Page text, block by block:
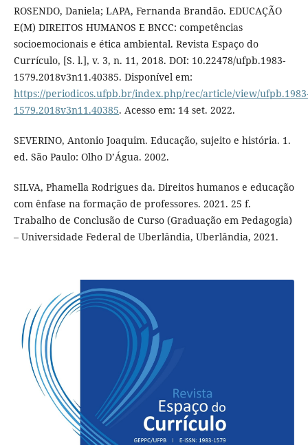
ROSENDO, Daniela; LAPA, Fernanda Brandão. EDUCAÇÃO
E(M) DIREITOS HUMANOS E BNCC: competências
socioemocionais e ética ambiental. Revista Espaço do
Currículo, [S. l.], v. 3, n. 11, 2018. DOI: 10.22478/ufpb.1983-
1579.2018v3n11.40385. Disponível em:
https://periodicos.ufpb.br/index.php/rec/article/view/
1579.2018v3n11.40385. Acesso em: 14 set. 2022.
SEVERINO, Antonio Joaquim. Educação, sujeito e história. 1.
ed. São Paulo: Olho D’Água. 2002.
SILVA, Phamella Rodrigues da. Direitos humanos e educação
com ênfase na formação de professores. 2021. 25 f.
Trabalho de Conclusão de Curso (Graduação em Pedagogia)
– Universidade Federal de Uberlândia, Uberlândia, 2021.